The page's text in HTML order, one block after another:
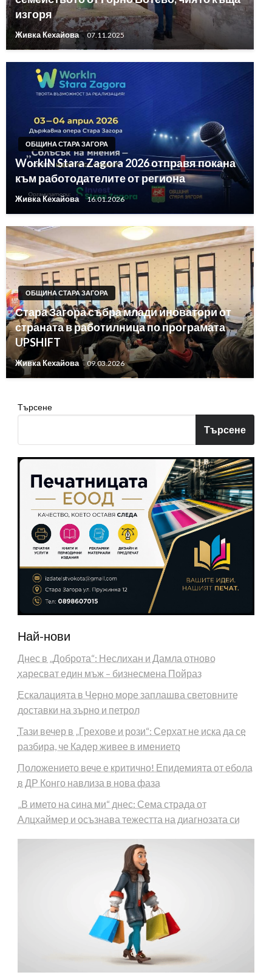
изгоря
Живка Кехайова 07.11.2025
ОБЩИНА СТАРА ЗАГОРА
WorkIN Stara Zagora 2026 отправя покана
към работодателите от региона
Живка Кехайова 16.01.2026
ОБЩИНА СТАРА ЗАГОРА
Стара Загора събра млади иноватори от
страната в работилница по програмата
UPSHIFT
Живка Кехайова 09.03.2026
Търсене
Търсене
Най-нови
Днес в „Доброта“: Неслихан и Дамла отново
харесват един мъж – бизнесмена Пойраз
Ескалацията в Черно море заплашва световните
доставки на зърно и петрол
Тази вечер в „Грехове и рози“: Серхат не иска да се
разбира, че Кадер живее в имението
Положението вече е критично! Епидемията от ебола
в ДР Конго навлиза в нова фаза
„В името на сина ми“ днес: Сема страда от
Алцхаймер и осъзнава тежестта на диагнозата си